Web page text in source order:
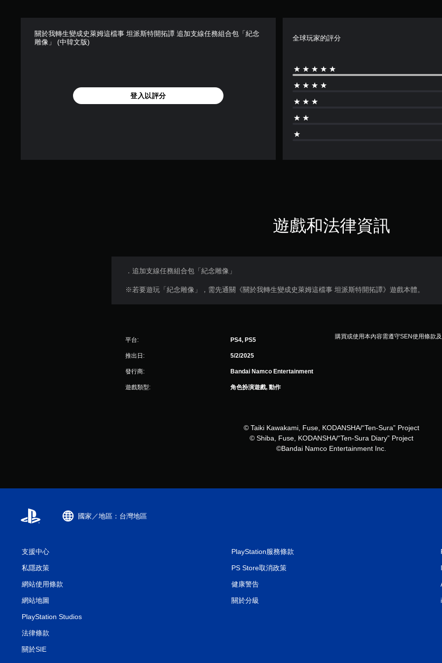
關於我轉生變成史萊姆這檔事 坦派斯特開拓譚 追加支線任務組合包「紀念
雕像」 (中韓文版)
登入以評分
全球玩家的評分
遊戲和法律資訊
．追加支線任務組合包「紀念雕像」
※若要遊玩「紀念雕像」，需先通關《關於我轉生變成史萊姆這檔事 坦派斯特開拓譚》遊戲本體。
平台: PS4, PS5
推出日: 5/2/2025
發行商: Bandai Namco Entertainment
遊戲類型: 角色扮演遊戲, 動作
購買或使用本內容需遵守SEN使用條款及
© Taiki Kawakami, Fuse, KODANSHA/“Ten-Sura” Project
© Shiba, Fuse, KODANSHA/“Ten-Sura Diary” Project
©Bandai Namco Entertainment Inc.
國家／地區：台灣地區
支援中心
私隱政策
網站使用條款
網站地圖
PlayStation Studios
法律條款
關於SIE
PlayStation服務條款
PS Store取消政策
健康警告
關於分級